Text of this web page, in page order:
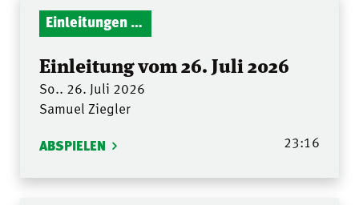
Einleitungen Gottesdienst
Einleitung vom 26. Juli 2026
So.. 26. Juli 2026
Samuel Ziegler
ABSPIELEN 23:16